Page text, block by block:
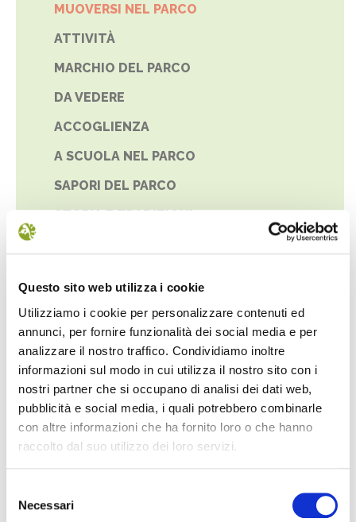
Questo sito web utilizza i cookie
Utilizziamo i cookie per personalizzare contenuti ed
annunci, per fornire funzionalità dei social media e per
analizzare il nostro traffico. Condividiamo inoltre
informazioni sul modo in cui utilizza il nostro sito con i
nostri partner che si occupano di analisi dei dati web,
pubblicità e social media, i quali potrebbero combinarle
con altre informazioni che ha fornito loro o che hanno
raccolto dal suo utilizzo dei loro servizi.
delNecessari
MUOVERSI NEL PARCO
ATTIVITÀ
MARCHIO DEL PARCO
DA VEDERE
ACCOGLIENZA
A SCUOLA NEL PARCO
SAPORI DEL PARCO
STORIA E TRADIZIONI
STRUTTURE DIDATTICO-INFORMATIVE